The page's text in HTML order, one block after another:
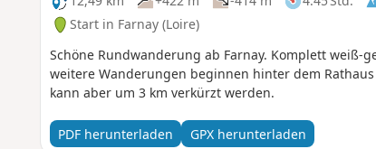
Start in Farnay (Loire)
Schöne Rundwanderung ab Farnay. Komplett weiß-
weitere Wanderungen beginnen hinter dem
kann aber um 3 km verkürzt werden.
PDF herunterladen GPX herunterladen